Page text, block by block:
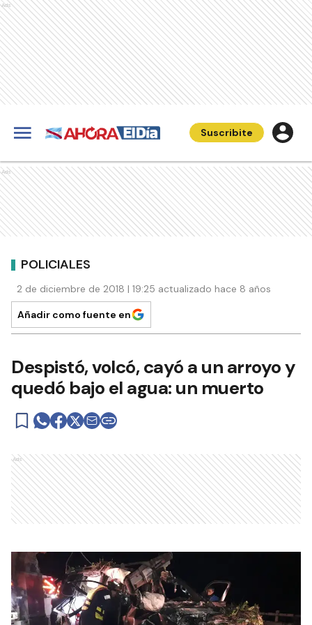
Ads
Suscribite
Ads
POLICIALES
2 de diciembre de 2018 | 19:25 actualizado hace 8 años
Añadir como fuente en
Despistó, volcó, cayó a un arroyo y
quedó bajo el agua: un muerto
Ads